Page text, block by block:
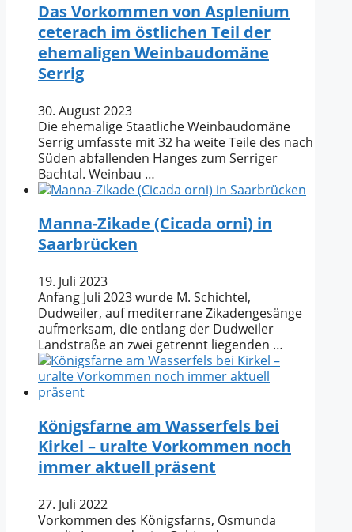
Das Vorkommen von Asplenium
ceterach im östlichen Teil der
ehemaligen Weinbaudomäne
Serrig
30. August 2023
Die ehemalige Staatliche Weinbaudomäne
Serrig umfasste mit 32 ha weite Teile des nach
Süden abfallenden Hanges zum Serriger
Bachtal. Weinbau …
Manna-Zikade (Cicada orni) in
Saarbrücken
19. Juli 2023
Anfang Juli 2023 wurde M. Schichtel,
Dudweiler, auf mediterrane Zikadengesänge
aufmerksam, die entlang der Dudweiler
Landstraße an zwei getrennt liegenden …
Königsfarne am Wasserfels bei
Kirkel – uralte Vorkommen noch
immer aktuell präsent
27. Juli 2022
Vorkommen des Königsfarns, Osmunda